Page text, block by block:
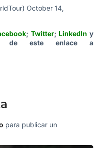
October 14,
; Twitter; LinkedIn y
de este enlace a
para publicar un